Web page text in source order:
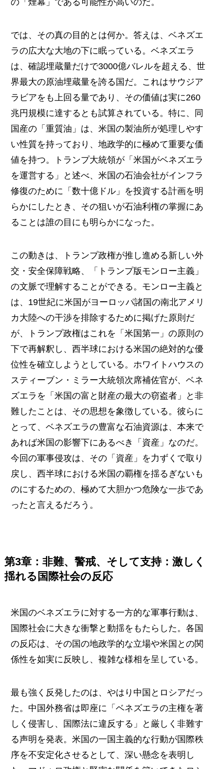
の「煙幕」である可能性が高いのだ。
では、その真の目的とは何か。答えは、ベネズエ
ラの広大な大地の下に眠っている。ベネズエラ
は、確認埋蔵量だけで3000億バレルを超える、世
界最大の原油埋蔵量を誇る国だ。これはサウジア
ラビアをも上回る量であり、その価値は実に260
兆円規模に達するとも試算されている。特に、同
国産の「重質油」は、米国の製油所が処理しやす
い性質を持っており、地政学的に極めて重要な価
値を持つ。トランプ大統領が「米国がベネズエラ
を運営する」と述べ、米国の石油会社がインフラ
修復のために「数十億ドル」を投資する計画を明
らかにしたとき、その狙いが石油利権の掌握にあ
ることは誰の目にも明らかになった。
この動きは、トランプ政権が推し進める新しい外
交・安全保障戦略、「トランプ版モンロー主義」
の文脈で理解することができる。モンロー主義と
は、19世紀に米国がヨーロッパ諸国の南北アメリ
カ大陸への干渉を排除するために掲げた原則だ
が、トランプ政権はこれを「米国第一」の原則の
下で再解釈し、西半球における米国の絶対的な優
位性を確立しようとしている。ホワイトハウスの
スティーブン・ミラー大統領次席補佐官が、ベネ
ズエラを「米国の富と財産の最大の窃盗者」と非
難したことは、その思想を象徴している。彼らに
とって、ベネズエラの豊富な石油資源は、本来で
あれば米国の影響下にあるべき「資産」なのだ。
今回の軍事侵攻は、その「資産」を力ずくで取り
戻し、西半球における米国の覇権を揺るぎないも
のにするための、極めて大胆かつ危険な一歩であ
ったと言えるだろう。
第3章：非難、警戒、そして支持：激しく
揺れる国際社会の反応
米国のベネズエラに対する一方的な軍事行動は、
国際社会に大きな衝撃と動揺をもたらした。各国
の反応は、その国の地政学的な立場や米国との関
係性を如実に反映し、複雑な様相を呈している。
最も強く反発したのは、やはり中国とロシアだっ
た。中国外務省は即座に「ベネズエラの主権を著
しく侵害し、国際法に違反する」と厳しく非難す
る声明を発表。米国の一国主義的な行動が国際秩
序を不安定化させるとして、深い懸念を表明し